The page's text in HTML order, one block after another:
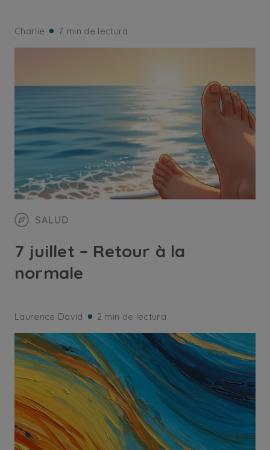
Charlie 7 min de lectura
SALUD
7 juillet – Retour à la
normale
Laurence David 2 min de lectura